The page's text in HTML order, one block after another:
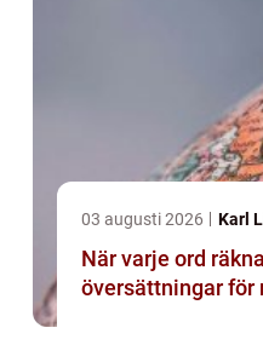
03 augusti 2026 Karl
När varje ord
översättningar för